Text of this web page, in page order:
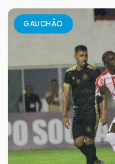
GAUCHÃO